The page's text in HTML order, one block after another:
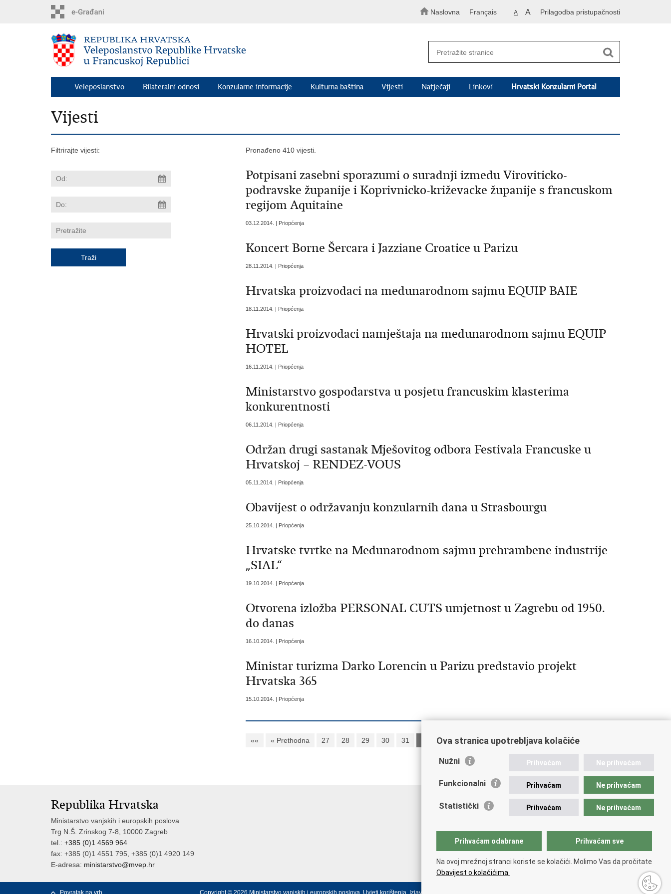
Naslovna Français A A Prilagodba pristupačnosti
Veleposlanstvo Bilateralni odnosi Konzularne informacije Kulturna baština Vijesti Natječaji Linkovi Hrvatski Konzularni Portal
Vijesti
Filtrirajte vijesti: Pronađeno 410 vijesti.
Potpisani zasebni sporazumi o suradnji izmedu Viroviticko-
podravske županije i Koprivnicko-križevacke županije s francuskom
regijom Aquitaine
03.12.2014. | Priopćenja
Koncert Borne Šercara i Jazziane Croatice u Parizu
28.11.2014. | Priopćenja
Hrvatska proizvodaci na medunarodnom sajmu EQUIP BAIE
18.11.2014. | Priopćenja
Hrvatski proizvodaci namještaja na medunarodnom sajmu EQUIP
HOTEL
16.11.2014. | Priopćenja
Ministarstvo gospodarstva u posjetu francuskim klasterima
konkurentnosti
06.11.2014. | Priopćenja
Održan drugi sastanak Mješovitog odbora Festivala Francuske u
Hrvatskoj – RENDEZ-VOUS
05.11.2014. | Priopćenja
Obavijest o održavanju konzularnih dana u Strasbourgu
25.10.2014. | Priopćenja
Hrvatske tvrtke na Medunarodnom sajmu prehrambene industrije
„SIAL“
19.10.2014. | Priopćenja
Otvorena izložba PERSONAL CUTS umjetnost u Zagrebu od 1950.
do danas
16.10.2014. | Priopćenja
Ministar turizma Darko Lorencin u Parizu predstavio projekt
Hrvatska 365
15.10.2014. | Priopćenja
«« « Prethodna 27 28 29 30 31 33 34 35 36 Sljedeća » »»
Republika Hrvatska
Ministarstvo vanjskih i europskih poslova
Trg N.Š. Zrinskog 7-8, 10000 Zagreb
tel.: +385 (0)1 4569 964
fax: +385 (0)1 4551 795, +385 (0)1 4920 149
E-adresa: ministarstvo@mvep.hr
Povratak na vrh Copyright © 2026 Ministarstvo vanjskih i europskih poslova. Uvjeti korištenja Izjava o pristupačnosti
Ova stranica upotrebljava kolačiće
Nužni Prihvaćam Ne prihvaćam
Funkcionalni Prihvaćam Ne prihvaćam
Statistički Prihvaćam Ne prihvaćam
Prihvaćam odabrane Prihvaćam sve
Na ovoj mrežnoj stranci koriste se kolačići. Molimo Vas da pročitate
Obavijest o kolačićima.